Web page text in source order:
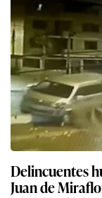
Delincuentes
Juan de